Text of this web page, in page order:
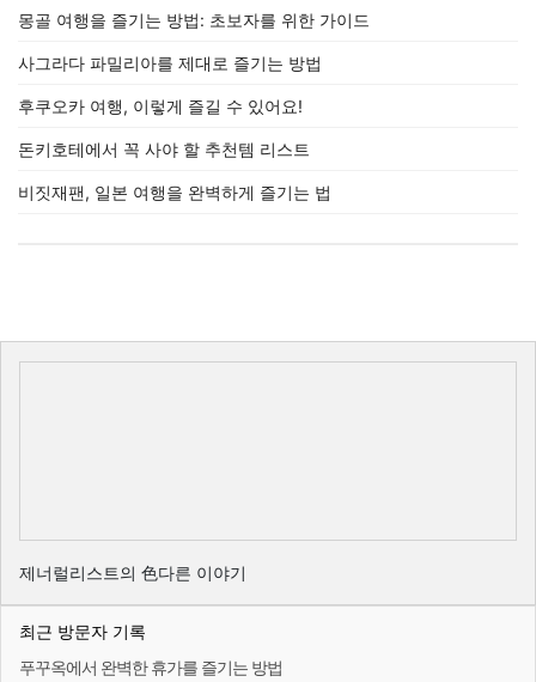
몽골 여행을 즐기는 방법: 초보자를 위한 가이드
사그라다 파밀리아를 제대로 즐기는 방법
후쿠오카 여행, 이렇게 즐길 수 있어요!
돈키호테에서 꼭 사야 할 추천템 리스트
비짓재팬, 일본 여행을 완벽하게 즐기는 법
제너럴리스트의 色다른 이야기
최근 방문자 기록
푸꾸옥에서 완벽한 휴가를 즐기는 방법